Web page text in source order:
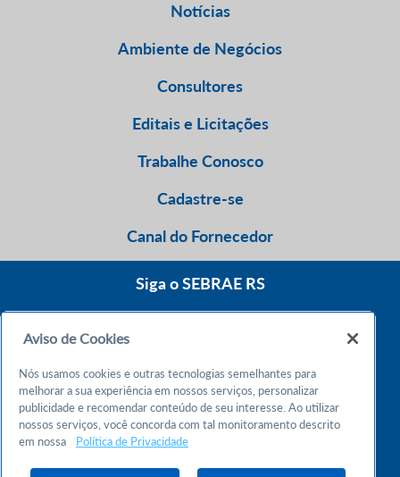
Notícias
Ambiente de Negócios
Consultores
Editais e Licitações
Trabalhe Conosco
Cadastre-se
Canal do Fornecedor
Siga o SEBRAE RS
Atendimento 24h
Chame no WhatsApp
Aviso de Cookies
Nós usamos cookies e outras tecnologias semelhantes para
melhorar a sua experiência em nossos serviços, personalizar
publicidade e recomendar conteúdo de seu interesse. Ao utilizar
nossos serviços, você concorda com tal monitoramento descrito
em nossa
Política de Privacidade